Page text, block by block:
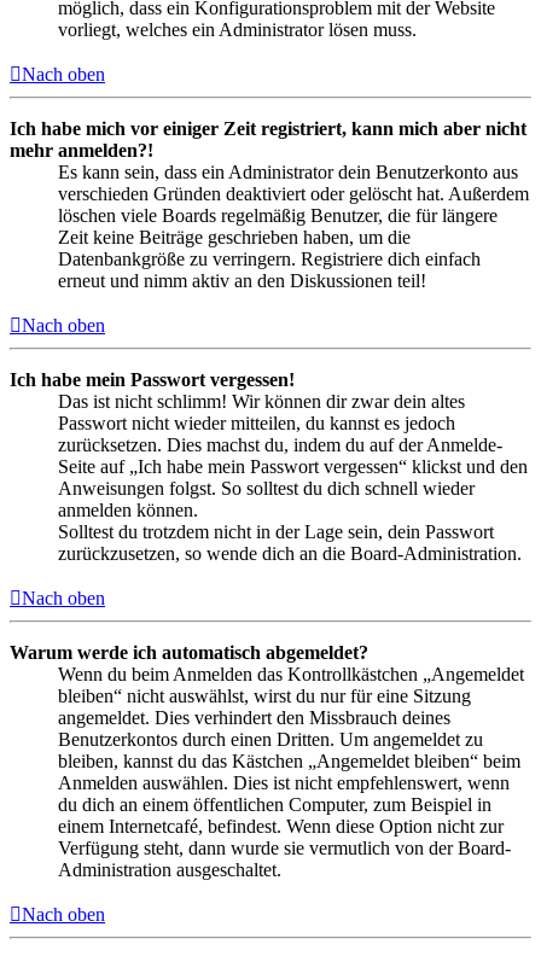
möglich, dass ein Konfigurationsproblem mit der Website
vorliegt, welches ein Administrator lösen muss.
Nach oben
Ich habe mich vor einiger Zeit registriert, kann mich aber nicht
mehr anmelden?!
Es kann sein, dass ein Administrator dein Benutzerkonto aus
verschieden Gründen deaktiviert oder gelöscht hat. Außerdem
löschen viele Boards regelmäßig Benutzer, die für längere
Zeit keine Beiträge geschrieben haben, um die
Datenbankgröße zu verringern. Registriere dich einfach
erneut und nimm aktiv an den Diskussionen teil!
Nach oben
Ich habe mein Passwort vergessen!
Das ist nicht schlimm! Wir können dir zwar dein altes
Passwort nicht wieder mitteilen, du kannst es jedoch
zurücksetzen. Dies machst du, indem du auf der Anmelde-
Seite auf „Ich habe mein Passwort vergessen“ klickst und den
Anweisungen folgst. So solltest du dich schnell wieder
anmelden können.
Solltest du trotzdem nicht in der Lage sein, dein Passwort
zurückzusetzen, so wende dich an die Board-Administration.
Nach oben
Warum werde ich automatisch abgemeldet?
Wenn du beim Anmelden das Kontrollkästchen „Angemeldet
bleiben“ nicht auswählst, wirst du nur für eine Sitzung
angemeldet. Dies verhindert den Missbrauch deines
Benutzerkontos durch einen Dritten. Um angemeldet zu
bleiben, kannst du das Kästchen „Angemeldet bleiben“ beim
Anmelden auswählen. Dies ist nicht empfehlenswert, wenn
du dich an einem öffentlichen Computer, zum Beispiel in
einem Internetcafé, befindest. Wenn diese Option nicht zur
Verfügung steht, dann wurde sie vermutlich von der Board-
Administration ausgeschaltet.
Nach oben